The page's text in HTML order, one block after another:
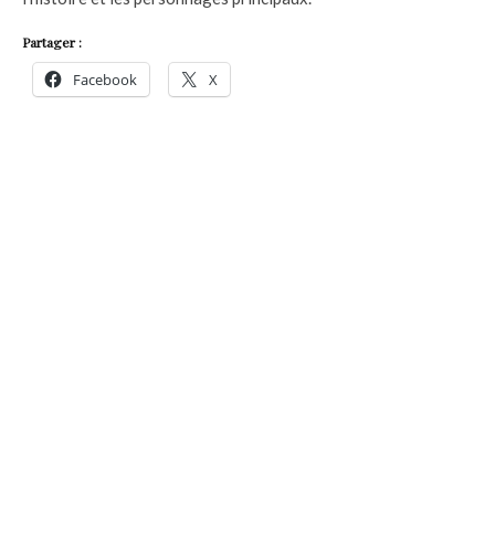
Partager :
Facebook X